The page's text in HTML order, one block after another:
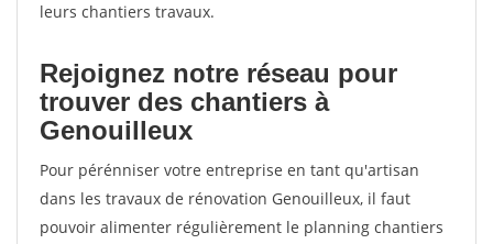
leurs chantiers travaux.
Rejoignez notre réseau pour
trouver des chantiers à
Genouilleux
Pour pérénniser votre entreprise en tant qu'artisan
dans les travaux de rénovation Genouilleux, il faut
pouvoir alimenter régulièrement le planning chantiers